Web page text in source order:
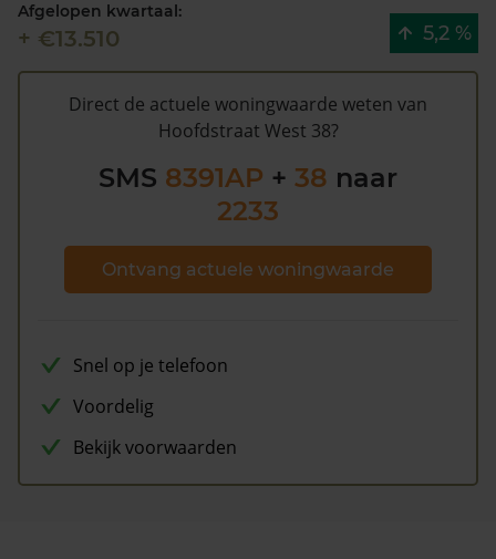
Weststellingwerf een WOZ waarde van €253.000 (2020).
Volgens Kadasterdata is de kans laag dat deze waarde
te hoog is en dat er bespaard zou kunnen worden op
de gemeentelijke belastingen. Met het gratis WOZ
bent u elk jaar op de hoogte van uw laatste WOZ
Afgelopen kwartaal:
+ €13.510 5,2 %
Direct de actuele woningwaarde weten van
Hoofdstraat West 38?
SMS 8391AP + 38 naar
2233
Ontvang actuele woningwaarde
Snel op je telefoon
Voordelig
Bekijk voorwaarden